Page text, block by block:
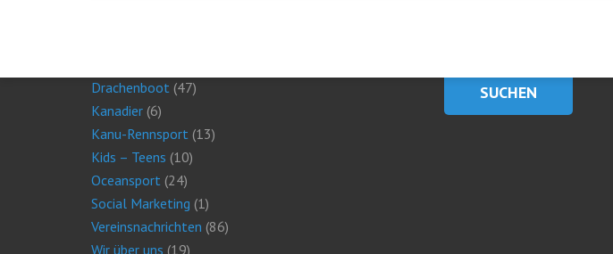
Drachenboot (47)
Kanadier (6)
Kanu-Rennsport (13)
Kids – Teens (10)
Oceansport (24)
Social Marketing (1)
Vereinsnachrichten (86)
Wir über uns (19)